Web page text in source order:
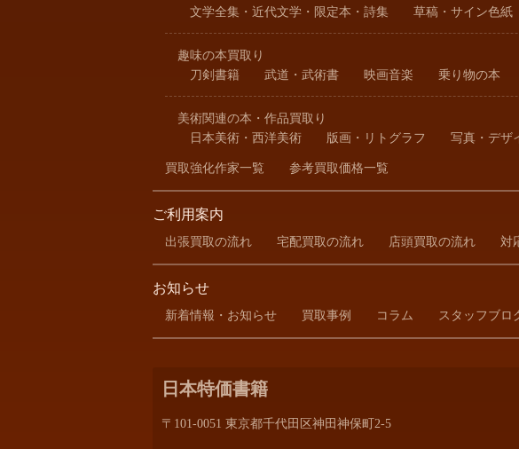
文学全集・近代文学・限定本・詩集
草稿・サイン色紙
趣味の本買取り
刀剣書籍
武道・武術書 映画音楽 乗り物の本
美術関連の本・作品買取り
日本美術・西洋美術
版画・リトグラフ 写真・デザ
買取強化作家一覧 参考買取価格一覧
ご利用案内
出張買取の流れ 宅配買取の流れ 店頭買取の流れ 対
お知らせ
新着情報・お知らせ 買取事例 コラム スタッフブロ
日本特価書籍
〒101-0051 東京都千代田区神田神保町2-5